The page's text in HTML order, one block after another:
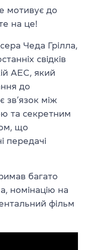
мотивує до
на це!
Чеда Грілла,
свідків
АЕС, який
до
зв’язок між
та секретним
що
передачі
багато
номінацію на
фільм